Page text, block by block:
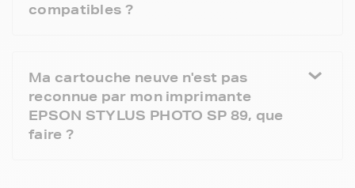
compatibles ?
Ma cartouche neuve n'est pas
reconnue par mon imprimante
EPSON STYLUS PHOTO SP 89, que
faire ?